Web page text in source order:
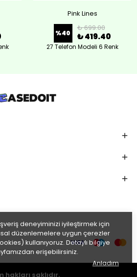
deneyiminizi iyileştirmek için
düzenlemelere uygun çerezler
kullanıyoruz. Detaylı bilgiye
erişebilirsiniz.
Anladım
Pink Lines
%40
₺ 699.00
₺ 419.40
27 Telefon Modeli 6 Renk
hakları saklıdır.